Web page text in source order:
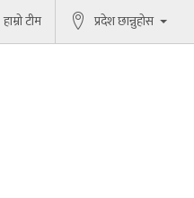
हाम्रो टीम प्रदेश छान्नुहोस